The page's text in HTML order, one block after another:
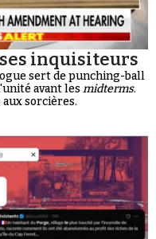
inquisiteurs
sert de punching-ball
avant les midterms.
sorcières.